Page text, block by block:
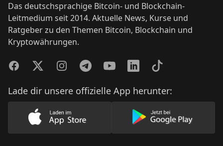
Das deutschsprachige Bitcoin- und Blockchain-
Leitmedium seit 2014. Aktuelle News, Kurse und
Ratgeber zu den Themen Bitcoin, Blockchain und
Kryptowährungen.
FacebookTwitterInstagramTelegramYouTubeLinkedInTikTok
Lade dir unsere offizielle App herunter:
Lade unsere App im AppStore herunter
Lade unsere